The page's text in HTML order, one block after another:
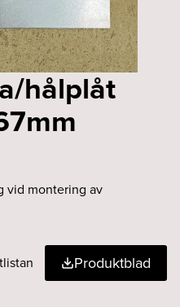
hålplåt
vid montering av
Produktblad